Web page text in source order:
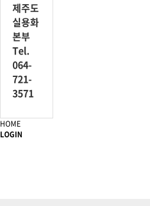
제주도
실용화
본부
Tel.
064-
721-
3571
HOME
LOGIN